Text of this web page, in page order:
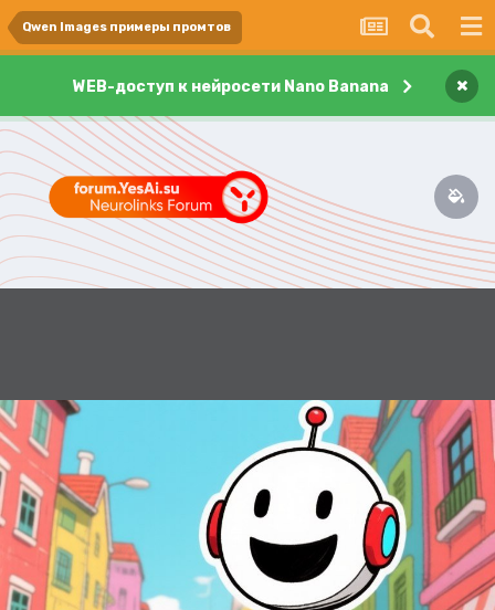
Qwen Images примеры промтов
WEB-доступ к нейросети Nano Banana ×